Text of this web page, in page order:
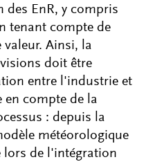
des EnR, y compris
tenant compte de
valeur. Ainsi, la
doit être
entre l'industrie et
en compte de la
: depuis la
météorologique
de l'intégration